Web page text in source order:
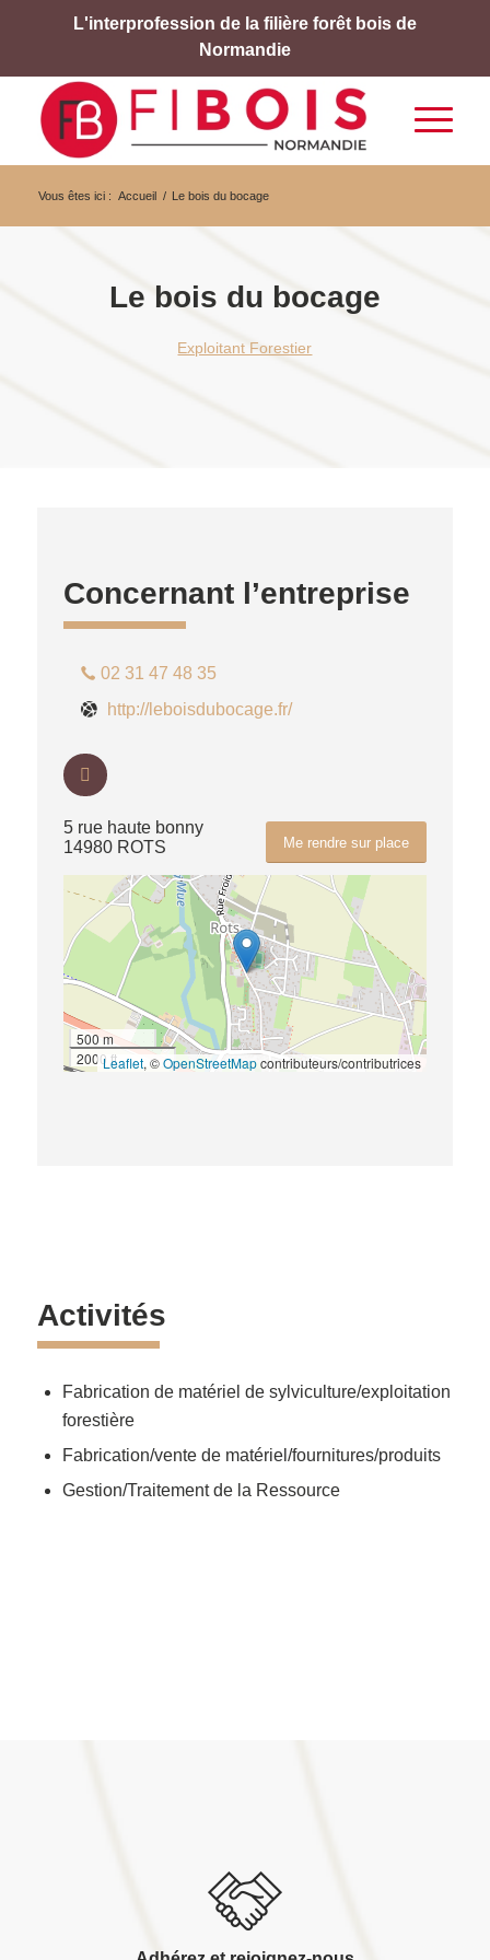
L'interprofession de la filière forêt bois de
Normandie
Vous êtes ici : Accueil / Le bois du bocage
Le bois du bocage
Exploitant Forestier
Concernant l’entreprise
02 31 47 48 35
http://leboisdubocage.fr/
Me rendre sur place
5 rue haute bonny
14980 ROTS
500 m
2000 ftLeaflet, ©OpenStreetMapcontributeurs/contributrices
Activités
Fabrication de matériel de sylviculture/exploitation
forestière
Fabrication/vente de matériel/fournitures/produits
Gestion/Traitement de la Ressource